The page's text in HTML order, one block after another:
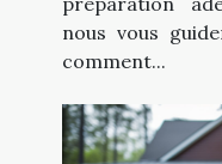
nous vous
comment...